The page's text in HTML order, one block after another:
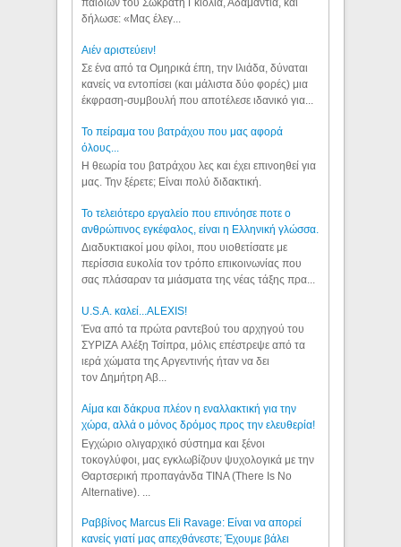
δήλωσε: «Μας έλεγ...
Aιέν αριστεύειν!
Σε ένα από τα Ομηρικά έπη, την Ιλιάδα, δύναται
κανείς να εντοπίσει (και μάλιστα δύο φορές) μια
έκφραση-συμβουλή που αποτέλεσε ιδανικό για...
Το πείραμα του βατράχου που μας αφορά
όλους...
Η θεωρία του βατράχου λες και έχει επινοηθεί για
μας. Την ξέρετε; Είναι πολύ διδακτική.
Το τελειότερο εργαλείο που επινόησε ποτε ο
ανθρώπινος εγκέφαλος, είναι η Ελληνική γλώσσα.
Διαδυκτιακοί μου φίλοι, που υιοθετίσατε με
περίσσια ευκολία τον τρόπο επικοινωνίας που
σας πλάσαραν τα μιάσματα της νέας τάξης πρα...
U.S.A. καλεί...ALEXIS!
Ένα από τα πρώτα ραντεβού του αρχηγού του
ΣΥΡΙΖΑ Αλέξη Τσίπρα, μόλις επέστρεψε από τα
ιερά χώματα της Αργεντινής ήταν να δει
τον Δημήτρη Αβ...
Αίμα και δάκρυα πλέον η εναλλακτική για την
χώρα, αλλά ο μόνος δρόμος προς την ελευθερία!
Εγχώριο ολιγαρχικό σύστημα και ξένοι
τοκογλύφοι, μας εγκλωβίζουν ψυχολογικά με την
Θαρτσερική προπαγάνδα TINA (There Is No
Alternative). ...
Ραββίνος Marcus Eli Ravage: Είναι να απορεί
κανείς γιατί μας απεχθάνεστε; Έχουμε βάλει